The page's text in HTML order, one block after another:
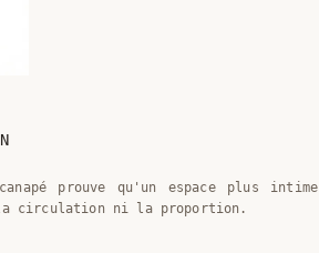
prouve qu'un espace plus intime
circulation ni la proportion.